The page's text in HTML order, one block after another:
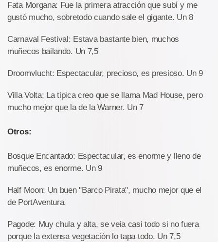
Fata Morgana: Fue la primera atracción que subí y me
gustó mucho, sobretodo cuando sale el gigante. Un 8
Carnaval Festival: Estava bastante bien, muchos
muñecos bailando. Un 7,5
Droomvlucht: Espectacular, precioso, es presioso. Un 9
Villa Volta; La tipica creo que se llama Mad House, pero
mucho mejor que la de la Warner. Un 7
Otros:
Bosque Encantado: Espectacular, es enorme y lleno de
muñecos, es enorme. Un 9
Half Moon: Un buen "Barco Pirata", mucho mejor que el
de PortAventura.
Pagode: Muy chula y alta, se veia casi todo si no fuera
porque la extensa vegetación lo tapa todo. Un 7,5